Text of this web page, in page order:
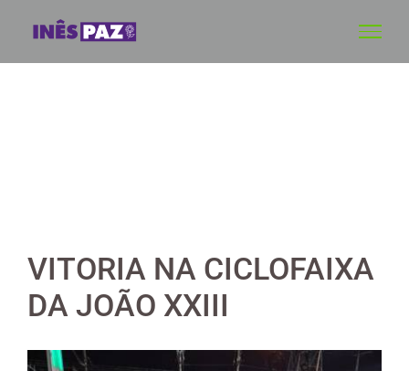
VITORIA NA CICLOFAIXA
DA JOÃO XXIII
View